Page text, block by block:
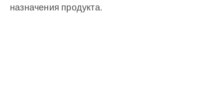
назначения продукта.